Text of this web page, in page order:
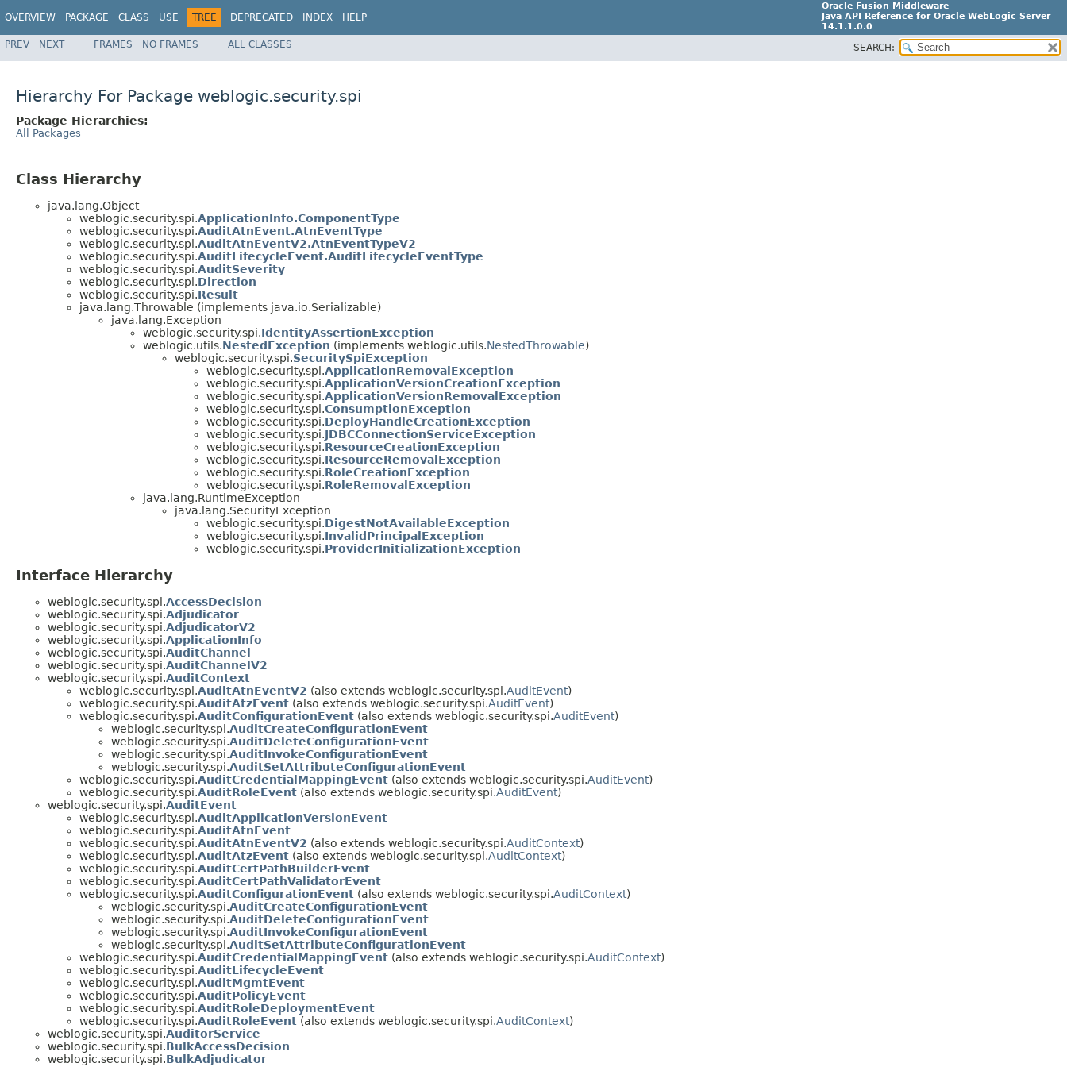
OVERVIEW PACKAGE CLASS USE TREE DEPRECATED INDEX HELP
Oracle Fusion Middleware
Java API Reference for Oracle WebLogic Server
14.1.1.0.0
F18248-03
PREV NEXT FRAMES NO FRAMES ALL CLASSES SEARCH:
Hierarchy For Package weblogic.security.spi
Package Hierarchies:
All Packages
Class Hierarchy
java.lang.Object
weblogic.security.spi.ApplicationInfo.ComponentType
weblogic.security.spi.AuditAtnEvent.AtnEventType
weblogic.security.spi.AuditAtnEventV2.AtnEventTypeV2
weblogic.security.spi.AuditLifecycleEvent.AuditLifecycleEventType
weblogic.security.spi.AuditSeverity
weblogic.security.spi.Direction
weblogic.security.spi.Result
java.lang.Throwable (implements java.io.Serializable)
java.lang.Exception
weblogic.security.spi.IdentityAssertionException
weblogic.utils.NestedException (implements weblogic.utils.NestedThrowable)
weblogic.security.spi.SecuritySpiException
weblogic.security.spi.ApplicationRemovalException
weblogic.security.spi.ApplicationVersionCreationException
weblogic.security.spi.ApplicationVersionRemovalException
weblogic.security.spi.ConsumptionException
weblogic.security.spi.DeployHandleCreationException
weblogic.security.spi.JDBCConnectionServiceException
weblogic.security.spi.ResourceCreationException
weblogic.security.spi.ResourceRemovalException
weblogic.security.spi.RoleCreationException
weblogic.security.spi.RoleRemovalException
java.lang.RuntimeException
java.lang.SecurityException
weblogic.security.spi.DigestNotAvailableException
weblogic.security.spi.InvalidPrincipalException
weblogic.security.spi.ProviderInitializationException
Interface Hierarchy
weblogic.security.spi.AccessDecision
weblogic.security.spi.Adjudicator
weblogic.security.spi.AdjudicatorV2
weblogic.security.spi.ApplicationInfo
weblogic.security.spi.AuditChannel
weblogic.security.spi.AuditChannelV2
weblogic.security.spi.AuditContext
weblogic.security.spi.AuditAtnEventV2 (also extends weblogic.security.spi.AuditEvent)
weblogic.security.spi.AuditAtzEvent (also extends weblogic.security.spi.AuditEvent)
weblogic.security.spi.AuditConfigurationEvent (also extends weblogic.security.spi.AuditEvent)
weblogic.security.spi.AuditCreateConfigurationEvent
weblogic.security.spi.AuditDeleteConfigurationEvent
weblogic.security.spi.AuditInvokeConfigurationEvent
weblogic.security.spi.AuditSetAttributeConfigurationEvent
weblogic.security.spi.AuditCredentialMappingEvent (also extends weblogic.security.spi.AuditEvent)
weblogic.security.spi.AuditRoleEvent (also extends weblogic.security.spi.AuditEvent)
weblogic.security.spi.AuditEvent
weblogic.security.spi.AuditApplicationVersionEvent
weblogic.security.spi.AuditAtnEvent
weblogic.security.spi.AuditAtnEventV2 (also extends weblogic.security.spi.AuditContext)
weblogic.security.spi.AuditAtzEvent (also extends weblogic.security.spi.AuditContext)
weblogic.security.spi.AuditCertPathBuilderEvent
weblogic.security.spi.AuditCertPathValidatorEvent
weblogic.security.spi.AuditConfigurationEvent (also extends weblogic.security.spi.AuditContext)
weblogic.security.spi.AuditCreateConfigurationEvent
weblogic.security.spi.AuditDeleteConfigurationEvent
weblogic.security.spi.AuditInvokeConfigurationEvent
weblogic.security.spi.AuditSetAttributeConfigurationEvent
weblogic.security.spi.AuditCredentialMappingEvent (also extends weblogic.security.spi.AuditContext)
weblogic.security.spi.AuditLifecycleEvent
weblogic.security.spi.AuditMgmtEvent
weblogic.security.spi.AuditPolicyEvent
weblogic.security.spi.AuditRoleDeploymentEvent
weblogic.security.spi.AuditRoleEvent (also extends weblogic.security.spi.AuditContext)
weblogic.security.spi.AuditorService
weblogic.security.spi.BulkAccessDecision
weblogic.security.spi.BulkAdjudicator